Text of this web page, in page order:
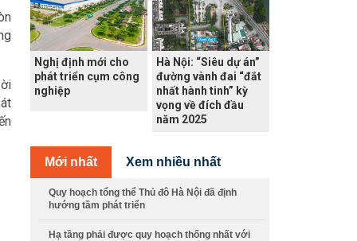
Nghị định mới cho
phát triển cụm công
nghiệp
Hà Nội: “Siêu dự án”
đường vành đai “đắt
nhất hành tinh” kỳ
vọng về đích đầu
năm 2025
Mới nhất Xem nhiều nhất
Quy hoạch tổng thể Thủ đô Hà Nội đã định
hướng tầm phát triển
Hạ tầng phải được quy hoạch thống nhất với